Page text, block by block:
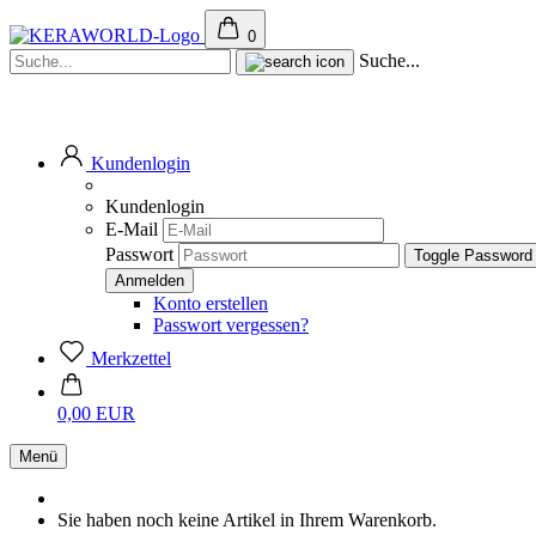
0
Suche...
Kundenlogin
Kundenlogin
E-Mail
Passwort
Toggle
Konto erstellen
Passwort vergessen?
Merkzettel
0,00 EUR
Menü
Sie haben noch keine Artikel in Ihrem Warenkorb.